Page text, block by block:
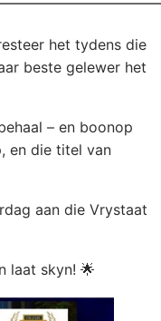
het tydens die
beste gelewer het
– en boonop
en die titel van
aan die Vrystaat
laat skyn! 🌟